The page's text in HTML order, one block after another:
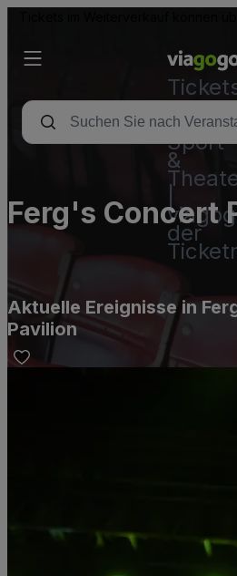
-
Sport-
&
der
Ferg's Concert
Aktuelle Ereignisse in
Pavilion